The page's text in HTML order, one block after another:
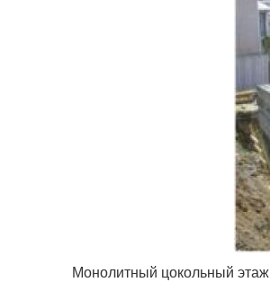
Монолитный цокольный этаж